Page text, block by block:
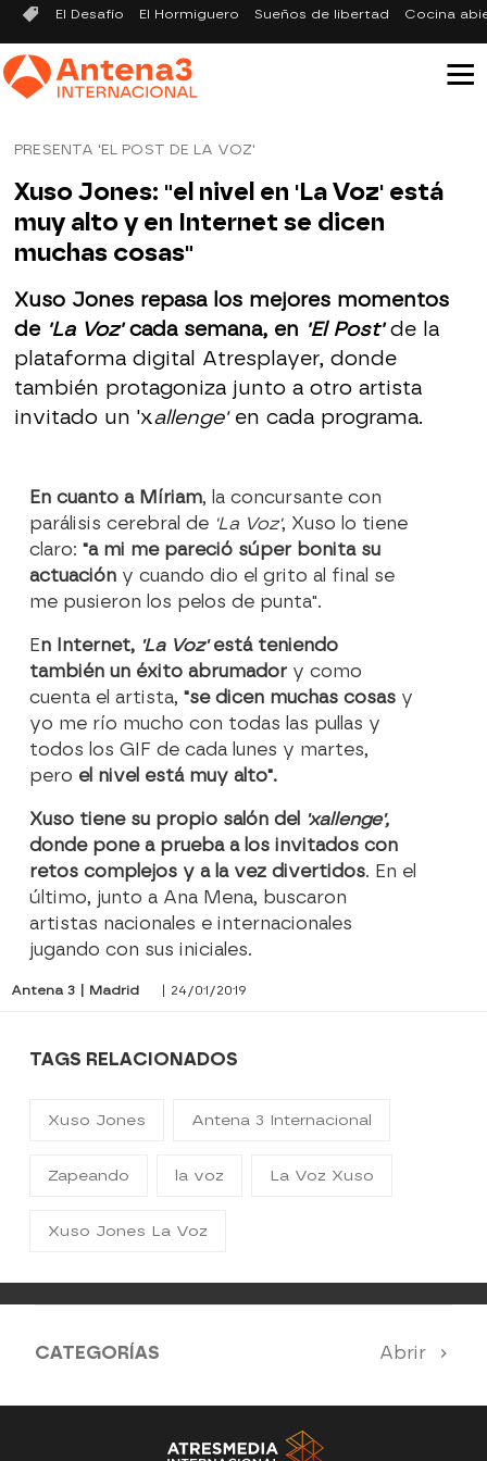
El Desafío El Hormiguero Sueños de libertad Cocina
PRESENTA 'EL POST DE LA VOZ'
Xuso Jones: "el nivel en 'La Voz' está
muy alto y en Internet se dicen
muchas cosas"
Xuso Jones repasa los mejores momentos
de 'La Voz'cada semana, en 'El Post'de la
plataforma digital Atresplayer, donde
también protagoniza junto a otro artista
invitado un 'xallenge'en cada programa.
En cuanto a Míriam, la concursante con
parálisis cerebral de 'La Voz', Xuso lo tiene
claro:"a mi me pareció súper bonita su
actuación y cuando dio el grito al final se
me pusieron los pelos de punta".
En Internet, 'La Voz'está teniendo
también un éxito abrumador y como
cuenta el artista, "se dicen muchas cosas y
yo me río mucho con todas las pullas y
todos los GIF de cada lunes y martes,
pero el nivel está muy alto".
Xuso tiene su propio salón del 'xallenge',
donde pone a prueba a los invitados con
retos complejos y a la vez divertidos. En el
último, junto a Ana Mena, buscaron
artistas nacionales e internacionales
jugando con sus iniciales.
Antena 3 | Madrid | 24/01/2019
TAGS RELACIONADOS
Xuso Jones Antena 3 Internacional
Zapeando la voz La Voz Xuso
Xuso Jones La Voz
CATEGORÍAS Abrir
Antena 3 Noticias El Hormiguero